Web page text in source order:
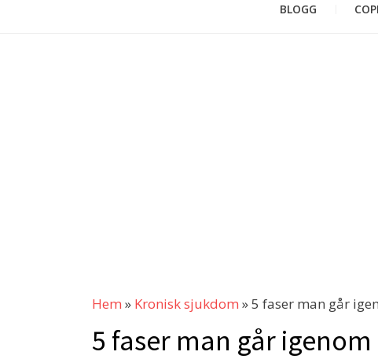
BLOGG
Hem » Kronisk sjukdom »5 faser man går
5 faser man går